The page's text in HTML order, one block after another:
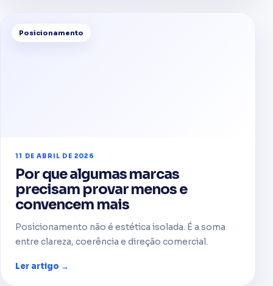
Posicionamento
11 DE ABRIL DE 2026
Por que algumas marcas
precisam provar menos e
convencem mais
Posicionamento não é estética isolada. É a soma
entre clareza, coerência e direção comercial.
Ler artigo →